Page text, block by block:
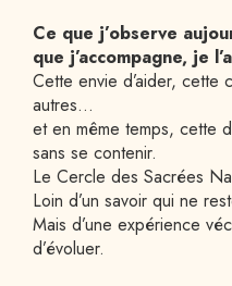
Ce que j’observe
que j’accompagne, je
Cette envie d’aider, cette
autres…
et en même temps, cette
sans se contenir.
Le Cercle des Sacrées
Loin d’un savoir qui ne
Mais d’une expérience
d’évoluer.